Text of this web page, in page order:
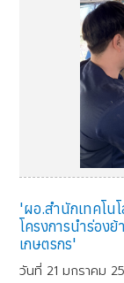
'ผอ.สำนักเทคโน
โครงการนำร่อง
เกษตรกร'
วันที่ 21 มกราคม